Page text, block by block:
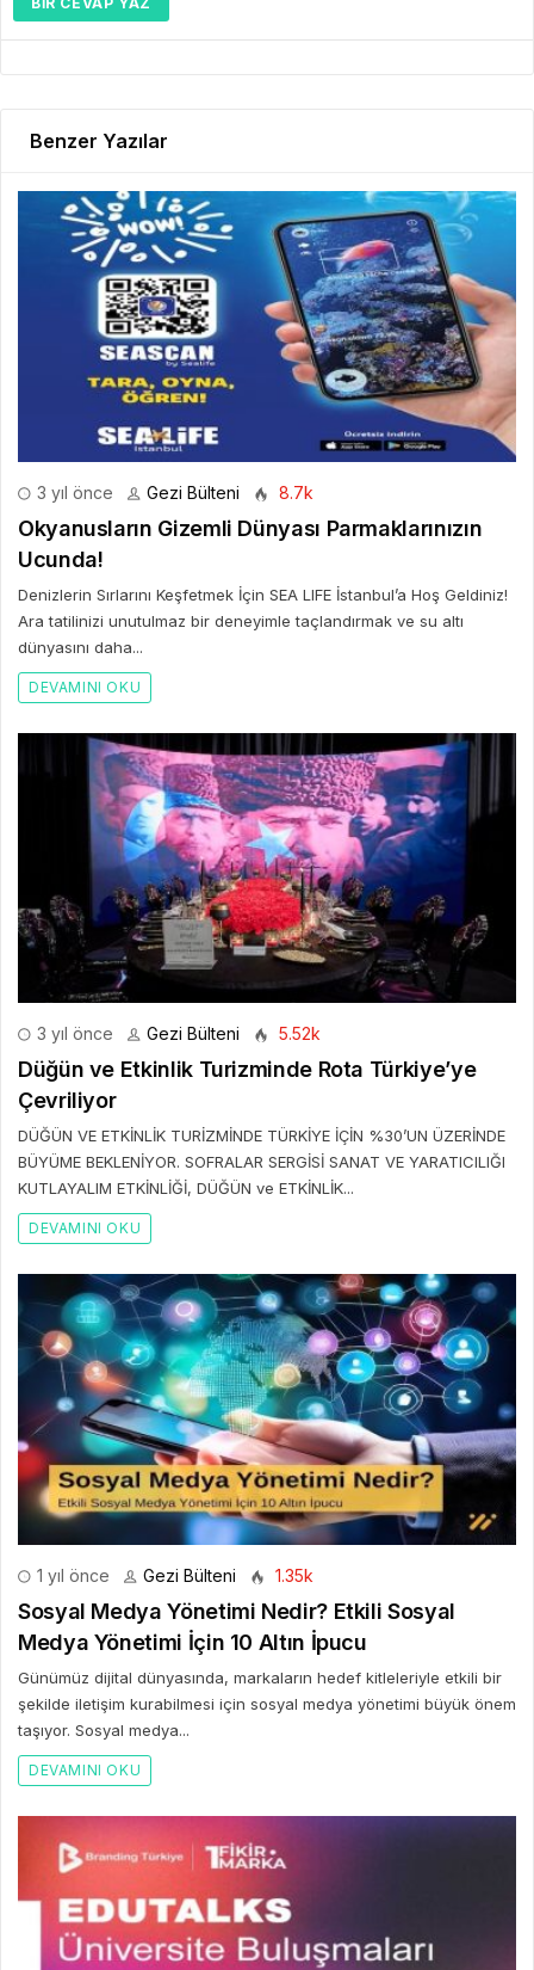
Benzer Yazılar
3 yıl önce Gezi Bülteni 8.7k
Okyanusların Gizemli Dünyası Parmaklarınızın
Ucunda!
Denizlerin Sırlarını Keşfetmek İçin SEA LIFE İstanbul’a Hoş Geldiniz!
Ara tatilinizi unutulmaz bir deneyimle taçlandırmak ve su altı
dünyasını daha...
DEVAMINI OKU
3 yıl önce Gezi Bülteni 5.52k
Düğün ve Etkinlik Turizminde Rota Türkiye’ye
Çevriliyor
DÜĞÜN VE ETKİNLİK TURİZMİNDE TÜRKİYE İÇİN %30’UN ÜZERİNDE
BÜYÜME BEKLENİYOR. SOFRALAR SERGİSİ SANAT VE YARATICILIĞI
KUTLAYALIM ETKİNLİĞİ, DÜĞÜN ve ETKİNLİK...
DEVAMINI OKU
1 yıl önce Gezi Bülteni 1.35k
Sosyal Medya Yönetimi Nedir? Etkili Sosyal
Medya Yönetimi İçin 10 Altın İpucu
Günümüz dijital dünyasında, markaların hedef kitleleriyle etkili bir
şekilde iletişim kurabilmesi için sosyal medya yönetimi büyük önem
taşıyor. Sosyal medya...
DEVAMINI OKU